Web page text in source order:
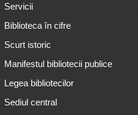
Servicii
Biblioteca în cifre
Scurt istoric
Manifestul bibliotecii publice
Legea bibliotecilor
Sediul central